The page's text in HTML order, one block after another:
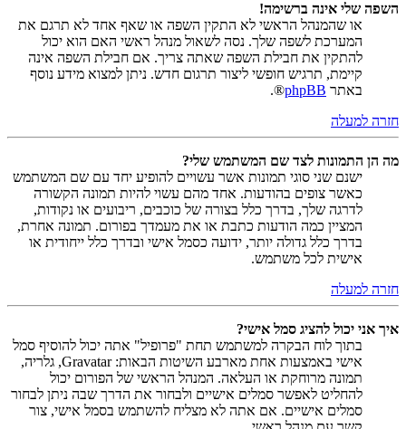
השפה שלי אינה ברשימה!
או שהמנהל הראשי לא התקין השפה או שאף אחד לא תרגם את
המערכת לשפה שלך. נסה לשאול מנהל ראשי האם הוא יכול
להתקין את חבילת השפה שאתה צריך. אם חבילת השפה אינה
קיימת, תרגיש חופשי ליצור תרגום חדש. ניתן למצוא מידע נוסף
באתר phpBB
®.
חזרה למעלה
מה הן התמונות לצד שם המשתמש שלי?
ישנם שני סוגי תמונות אשר עשויים להופיע יחד עם שם המשתמש
כאשר צופים בהודעות. אחד מהם עשוי להיות תמונה הקשורה
לדרגה שלך, בדרך כלל בצורה של כוכבים, ריבועים או נקודות,
המציין כמה הודעות כתבת או את מעמדך בפורום. תמונה אחרת,
בדרך כלל גדולה יותר, ידועה כסמל אישי ובדרך כלל ייחודית או
אישית לכל משתמש.
חזרה למעלה
איך אני יכול להציג סמל אישי?
בתוך לוח הבקרה למשתמש תחת "פרופיל" אתה יכול להוסיף סמל
אישי באמצעות אחת מארבע השיטות הבאות: Gravatar, גלריה,
תמונה מרוחקת או העלאה. המנהל הראשי של הפורום יכול
להחליט לאפשר סמלים אישיים ולבחור את הדרך שבה ניתן לבחור
סמלים אישיים. אם אתה לא מצליח להשתמש בסמל אישי, צור